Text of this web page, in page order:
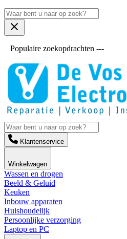
Populaire zoekopdrachten ---
Klantenservice
Winkelwagen
Wassen en drogen
Beeld & Geluid
Keuken
Inbouw apparaten
Huishoudelijk
Persoonlijke verzorging
Laptop en PC